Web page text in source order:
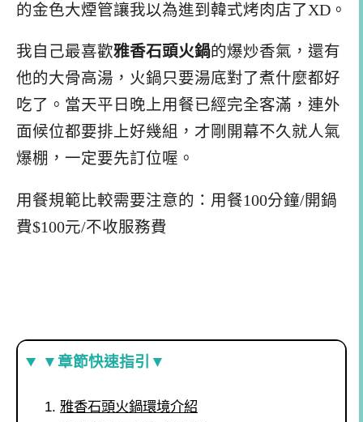
的金色大煙管讓我以為進到韓式烤肉店了XD。
我自己最喜歡雅香石頭火鍋的爆炒香氣，還有
他的大骨高湯，火鍋只要湯底對了煮什麼都好
吃了。當天平日晚上用餐已經完全客滿，連外
面候位都要排上好幾組，才剛開幕不久就人氣
爆棚，一定要先訂位喔。
用餐規範比較需要注意的：用餐100分鐘/開鍋
費$100元/不收服務費
▼章節快速指引▼
雅香石頭火鍋環境介紹